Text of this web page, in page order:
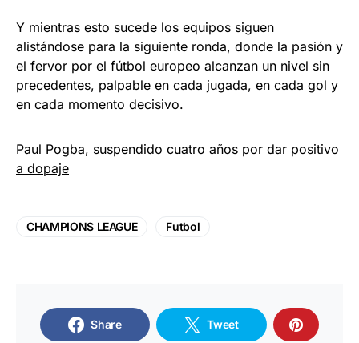
Y mientras esto sucede los equipos siguen
alistándose para la siguiente ronda, donde la pasión y
el fervor por el fútbol europeo alcanzan un nivel sin
precedentes, palpable en cada jugada, en cada gol y
en cada momento decisivo.
Paul Pogba, suspendido cuatro años por dar positivo
a dopaje
CHAMPIONS LEAGUE Futbol
Share Tweet